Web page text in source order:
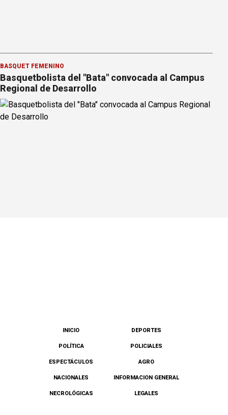
BÁSQUET FEMENINO
Basquetbolista del "Bata" convocada al Campus
Regional de Desarrollo
INICIO DEPORTES
POLÍTICA POLICIALES
ESPECTÁCULOS AGRO
NACIONALES INFORMACION GENERAL
NECROLÓGICAS LEGALES